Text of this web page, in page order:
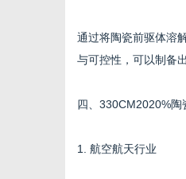
通过将陶瓷前驱体溶
与可控性，可以制备
四、330CM2020%
1. 航空航天行业